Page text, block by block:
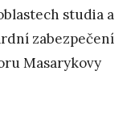
studia a
zabezpečení
Masarykovy